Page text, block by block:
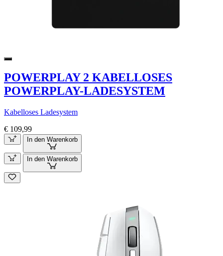
POWERPLAY 2 KABELLOSES
POWERPLAY-LADESYSTEM
Kabelloses Ladesystem
€ 109,99
In den Warenkorb
In den Warenkorb